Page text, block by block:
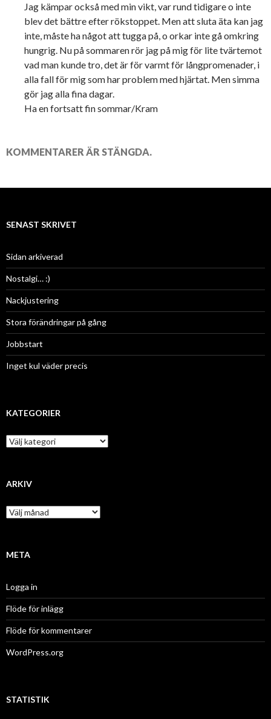
Jag kämpar också med min vikt, var rund tidigare o inte
blev det bättre efter rökstoppet. Men att sluta äta kan jag
inte, måste ha något att tugga på, o orkar inte gå omkring
hungrig. Nu på sommaren rör jag på mig för lite tvärtemot
vad man kunde tro, det är för varmt för långpromenader, i
alla fall för mig som har problem med hjärtat. Men simma
gör jag alla fina dagar.
Ha en fortsatt fin sommar/Kram
KOMMENTARER ÄR STÄNGDA.
SENAST SKRIVET
Sidan arkiverad
Nostalgi… :)
Nackjustering
Stora förändringar på gång
Jobbstart
Inget kul väder precis
KATEGORIER
K
a
g
r
i
ARKIV
A
r
v
META
Logga in
Flöde för inlägg
Flöde för kommentarer
WordPress.org
STATISTIK